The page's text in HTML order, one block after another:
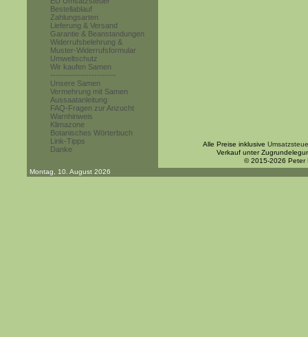
Bestellablauf
Zahlungsarten
Lieferung & Versand
Garantie & Beanstandungen
Widerrufsbelehrung &
Muster-Widerrufsformular
Umweltschutz
Wir kaufen Samen
------------------------
Unsere Samen
Vermehrung mit Samen
Aussaatanleitung
FAQ-Fragen zur Anzucht
Warnhinweis
Klimazone
Botanisches Wörterbuch
Link-Tipps
Danke
Alle Preise inklusive
Verkauf unter
© 2015-2026 Peter
Montag, 10. August 2026